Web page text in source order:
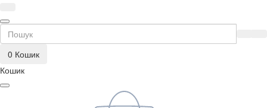
0 Кошик
Кошик